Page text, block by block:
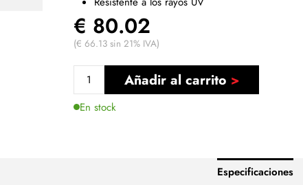
€ 80.02
(€ 66.13 sin 21% IVA)
Añadir al carrito
En stock
Especificaciones